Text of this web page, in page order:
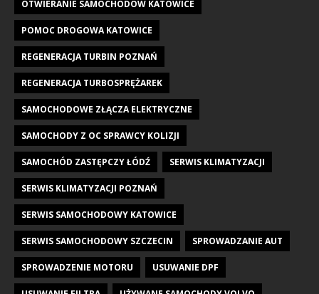
OTWIERANIE SAMOCHODÓW KATOWICE
POMOC DROGOWA KATOWICE
REGENERACJA TURBIN POZNAŃ
REGENERACJA TURBOSPRĘŻAREK
SAMOCHODOWE ZŁĄCZA ELEKTRYCZNE
SAMOCHODY Z OC SPRAWCY KOLIZJI
SAMOCHÓD ZASTĘPCZY ŁÓDŹ SERWIS KLIMATYZACJI
SERWIS KLIMATYZACJI POZNAŃ
SERWIS SAMOCHODOWY KATOWICE
SERWIS SAMOCHODOWY SZCZECIN SPROWADZANIE AUT
SPROWADZENIE MOTORU USUWANIE DPF